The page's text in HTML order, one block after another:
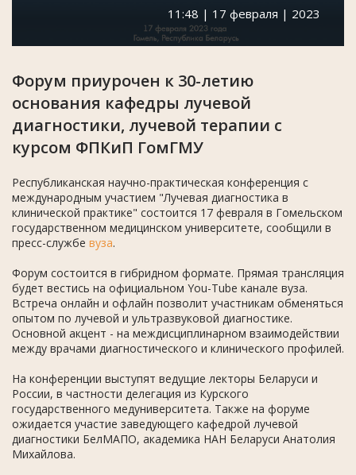
11:48 | 17 февраля | 2023
Форум приурочен к 30-летию
основания кафедры лучевой
диагностики, лучевой терапии с
курсом ФПКиП ГомГМУ
Республиканская научно-практическая конференция с
международным участием "Лучевая диагностика в
клинической практике" состоится 17 февраля в Гомельском
государственном медицинском университете, сообщили в
пресс-службе вуза.
Форум состоится в гибридном формате. Прямая трансляция
будет вестись на официальном You-Tube канале вуза.
Встреча онлайн и офлайн позволит участникам обменяться
опытом по лучевой и ультразвуковой диагностике.
Основной акцент - на междисциплинарном взаимодействии
между врачами диагностического и клинического профилей.
На конференции выступят ведущие лекторы Беларуси и
России, в частности делегация из Курского
государственного медуниверситета. Также на форуме
ожидается участие заведующего кафедрой лучевой
диагностики БелМАПО, академика НАН Беларуси Анатолия
Михайлова.